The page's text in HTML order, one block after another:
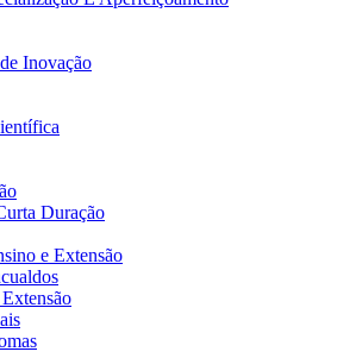
Inovação
Duração
e Extensão